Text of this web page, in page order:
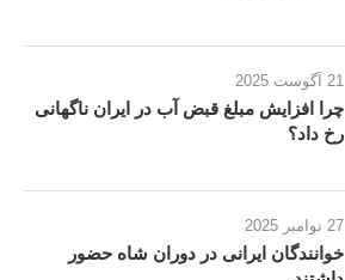
21 آگوست 2025
چرا افزایش مبلغ قبض آب در ایران ناگهانی
رخ داد؟
27 نوامبر 2025
خوانندگان ایرانی در دوران شاه حضور